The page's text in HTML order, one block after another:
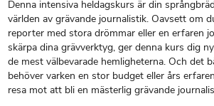
Denna intensiva heldagskurs är din
världen av grävande journalistik. Oavsett om
reporter med stora drömmar eller en erfaren
skärpa dina grävverktyg, ger denna kurs dig
de mest välbevarade hemligheterna. Och det
behöver varken en stor budget eller års
resa mot att bli en mästerlig grävande